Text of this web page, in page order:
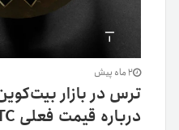
2 ماه پیش
ترس در بازار
درباره قیمت فعلی BTC چه می‌گوید؟